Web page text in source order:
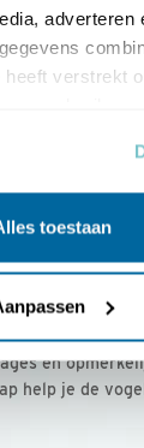
adverteren
verstrekt
toestaan
voor €
voor onze
en
help je de